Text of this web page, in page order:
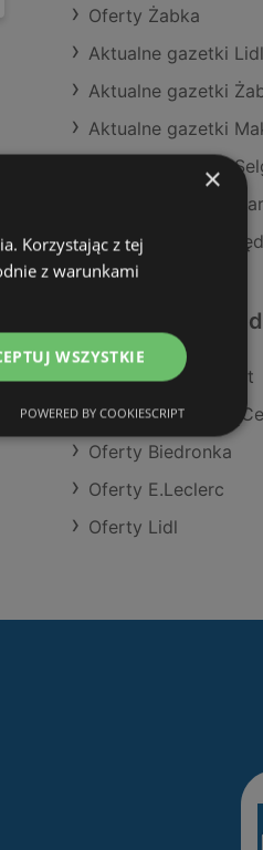
Oferty Żabka
Aktualne gazetki Lidl
Aktualne gazetki
Aktualne gazetki
Aktualne gazetki
Aktualne gazetki
Sklepy Netto w
Podobne sklepy
Oferty POLOmarket
Oferty Delikatesy
Oferty Biedronka
Oferty E.Leclerc
Oferty Lidl
×
Korzystając z tej
z warunkami
WSZYSTKIE
POWERED BY COOKIESCRIPT